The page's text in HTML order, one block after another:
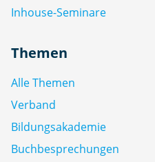
Inhouse-Seminare
Themen
Alle Themen
Verband
Bildungsakademie
Buchbesprechungen